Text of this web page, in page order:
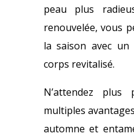
peau plus
renouvelée, vous
la saison avec
corps revitalisé.
N’attendez
multiples
automne et